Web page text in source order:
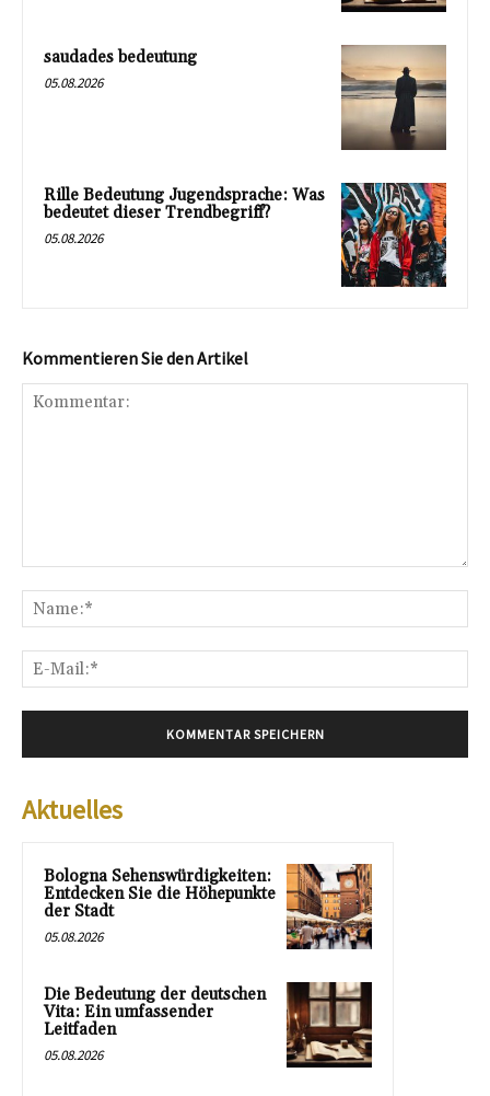
saudades bedeutung
05.08.2026
Rille Bedeutung Jugendsprache: Was
bedeutet dieser Trendbegriff?
05.08.2026
Kommentieren Sie den Artikel
Aktuelles
Bologna Sehenswürdigkeiten:
Entdecken Sie die Höhepunkte
der Stadt
05.08.2026
Die Bedeutung der deutschen
Vita: Ein umfassender
Leitfaden
05.08.2026